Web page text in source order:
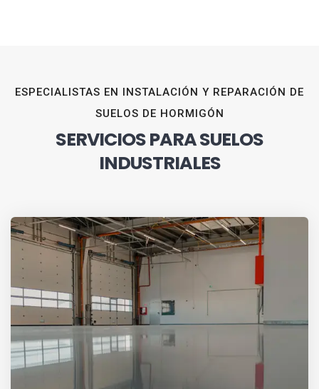
ESPECIALISTAS EN INSTALACIÓN Y REPARACIÓN DE
SUELOS DE HORMIGÓN
SERVICIOS PARA SUELOS
INDUSTRIALES